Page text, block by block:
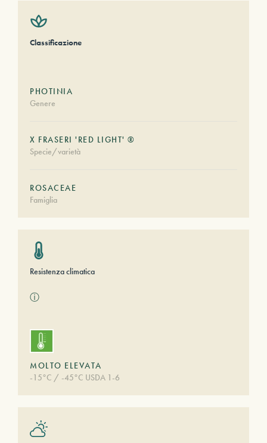
Classificazione
PHOTINIA
Genere
X FRASERI 'RED LIGHT' ®
Specie/varietà
ROSACEAE
Famiglia
Resistenza climatica
ⓘ
MOLTO ELEVATA
-15°C / -45°C USDA 1-6